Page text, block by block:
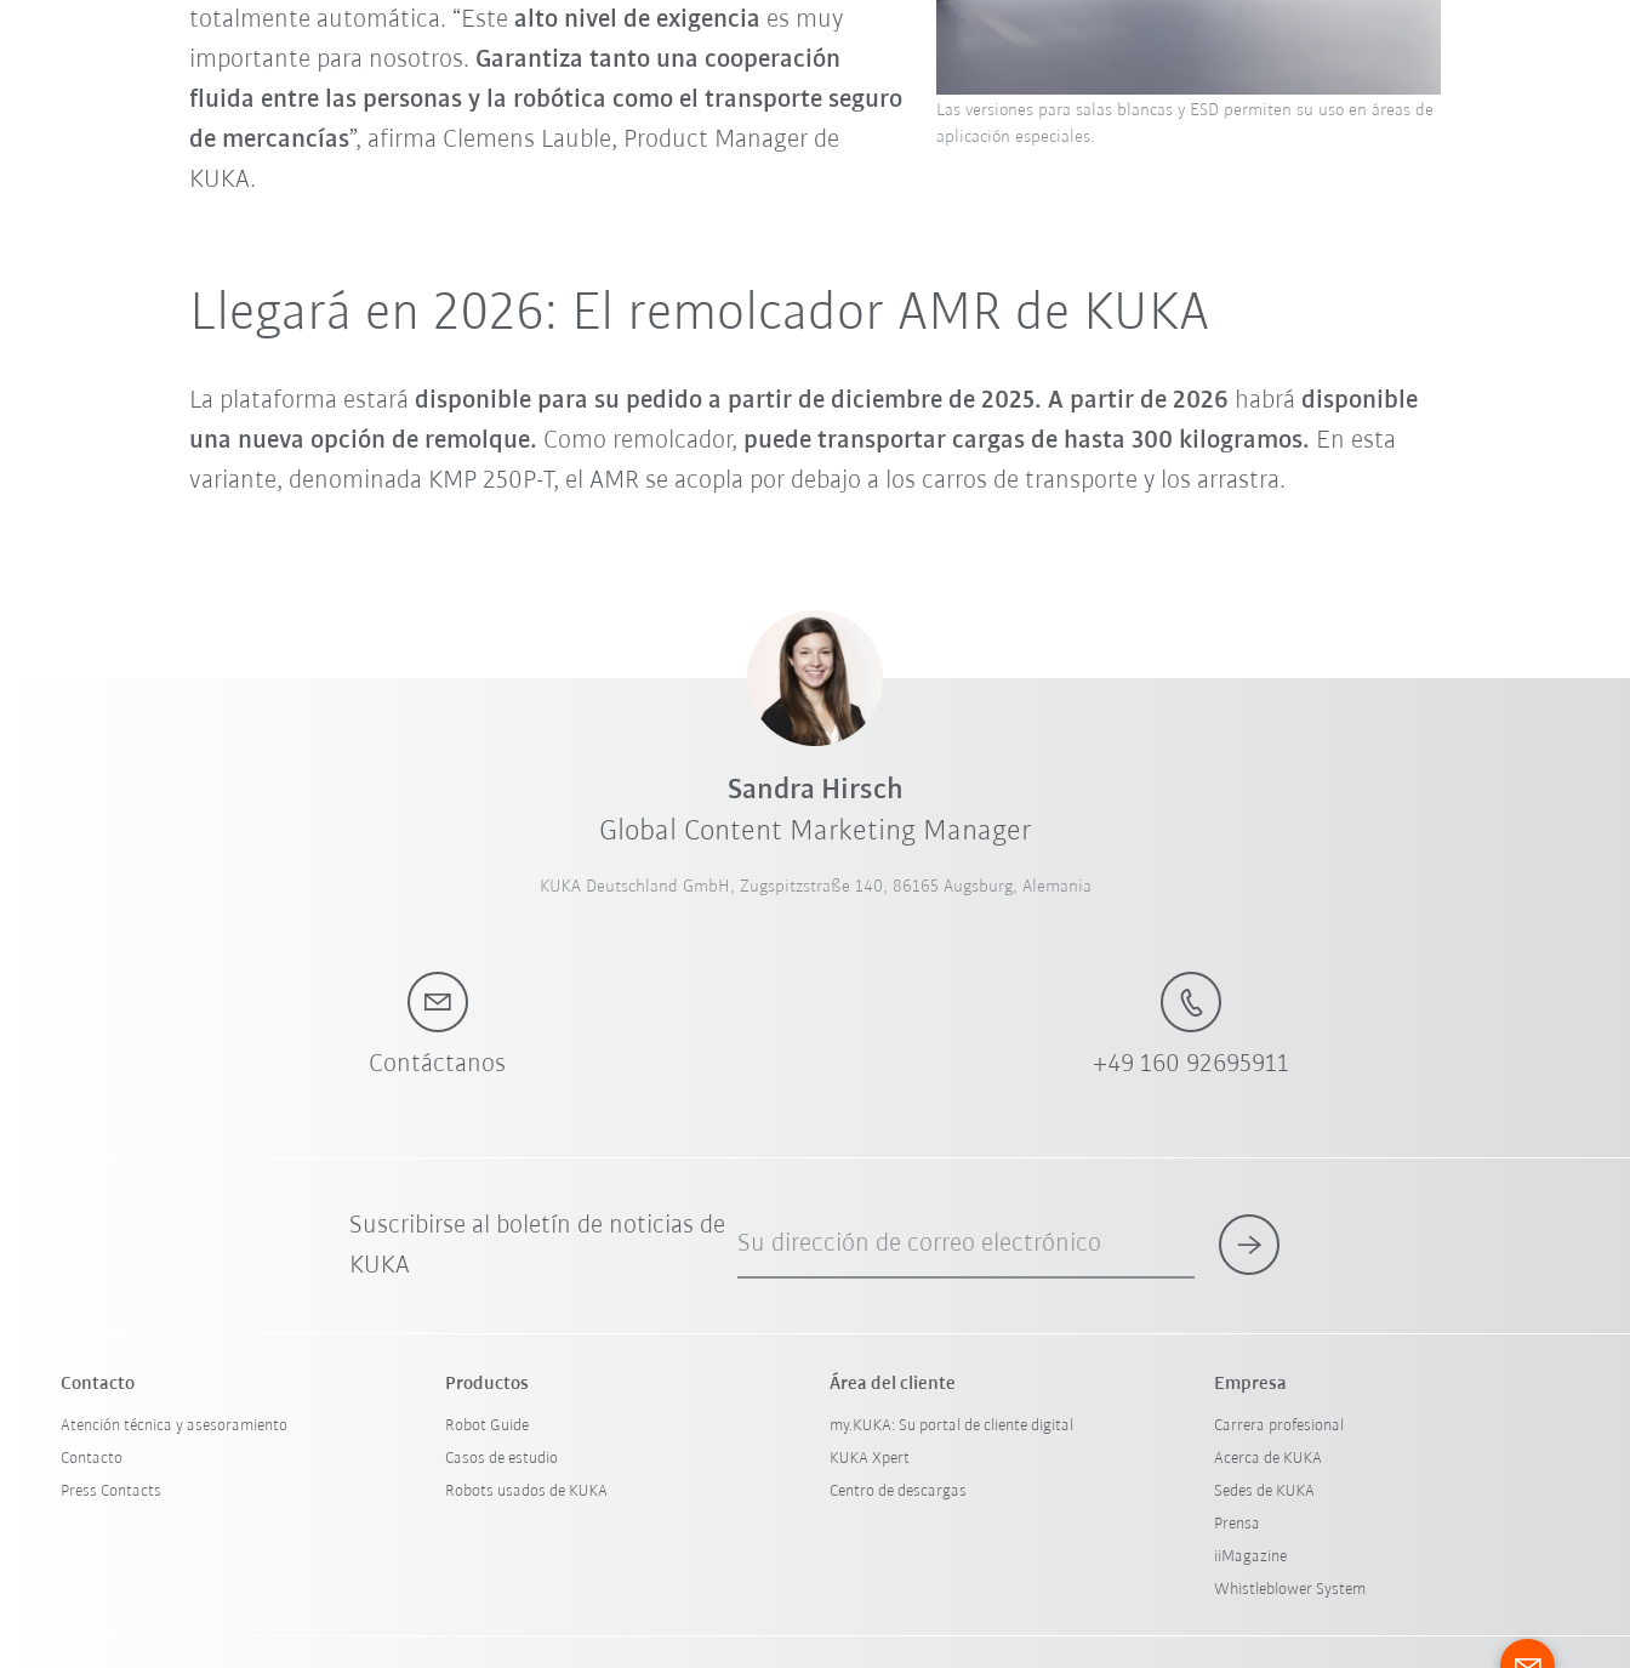
totalmente automática. “Este alto nivel de exigencia es muy
importante para nosotros. Garantiza tanto una cooperación
fluida entre las personas y la robótica como el transporte seguro
de mercancías”, afirma Clemens Lauble, Product Manager de
KUKA.
Las versiones para salas blancas y ESD permiten su uso en áreas de
aplicación especiales.
Llegará en 2026: El remolcador AMR de KUKA
La plataforma estará disponible para su pedido a partir de diciembre de 2025. A partir de 2026 habrá disponible
una nueva opción de remolque. Como remolcador, puede transportar cargas de hasta 300 kilogramos. En esta
variante, denominada KMP 250P-T, el AMR se acopla por debajo a los carros de transporte y los arrastra.
Sandra Hirsch
Global Content Marketing Manager
KUKA Deutschland GmbH, Zugspitzstraße 140, 86165 Augsburg, Alemania
Contáctanos +49 160 92695911
Suscribirse al boletín de noticias de
KUKA
Su dirección de correo electrónico
Contacto
Atención técnica y asesoramiento
Contacto
Press Contacts
Productos
Robot Guide
Casos de estudio
Robots usados de KUKA
Área del cliente
my.KUKA: Su portal de cliente digital
KUKA Xpert
Centro de descargas
Empresa
Carrera profesional
Acerca de KUKA
Sedes de KUKA
Prensa
iiMagazine
Whistleblower System